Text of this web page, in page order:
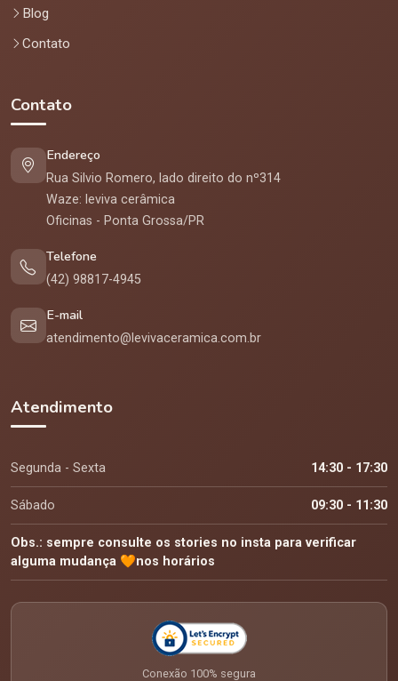
Blog
Contato
Contato
Endereço
Rua Silvio Romero, lado direito do nº314
Waze: leviva cerâmica
Oficinas - Ponta Grossa/PR
Telefone
(42) 98817-4945
E-mail
atendimento@levivaceramica.com.br
Atendimento
Segunda - Sexta 14:30 - 17:30
Sábado 09:30 - 11:30
Obs.: sempre consulte os stories no insta para verificar
alguma mudança 🧡nos horários
Conexão 100% segura